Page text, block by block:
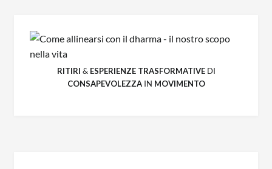
RITIRI & ESPERIENZE TRASFORMATIVEDI
CONSAPEVOLEZZAIN MOVIMENTO